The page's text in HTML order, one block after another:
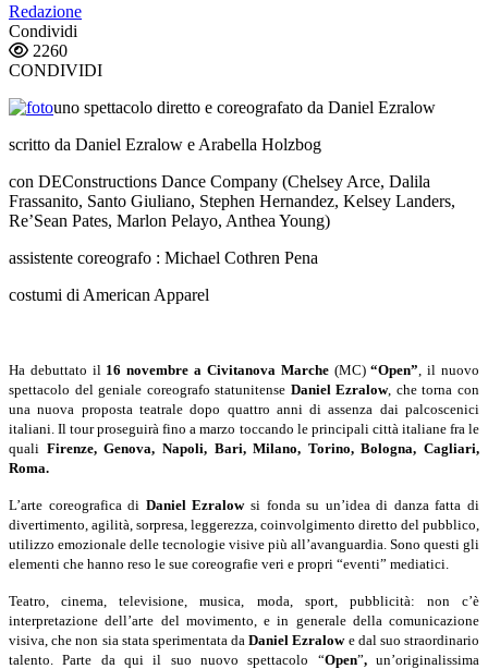
Redazione
Condividi
2260
CONDIVIDI
uno spettacolo diretto e coreografato da Daniel Ezralow
scritto da Daniel Ezralow e Arabella Holzbog
con DEConstructions Dance Company (Chelsey Arce, Dalila
Frassanito, Santo Giuliano, Stephen Hernandez, Kelsey Landers,
Re’Sean Pates, Marlon Pelayo, Anthea Young)
assistente coreografo : Michael Cothren Pena
costumi di American Apparel
Ha debuttato il 16 novembre a Civitanova Marche (MC)“Open” , il nuovo
spettacolo del geniale coreografo statunitense Daniel Ezralow, che torna con
una nuova proposta teatrale dopo quattro anni di assenza dai palcoscenici
italiani. Il tour proseguirà fino a marzo toccando le principali città italiane fra le
quali Firenze, Genova, Napoli, Bari, Milano, Torino, Bologna, Cagliari,
Roma.
L’arte coreografica di Daniel Ezralowsi fonda su un’idea di danza fatta di
divertimento, agilità, sorpresa, leggerezza, coinvolgimento diretto del pubblico,
utilizzo emozionale delle tecnologie visive più all’avanguardia. Sono questi gli
elementi che hanno reso le sue coreografie veri e propri “eventi” mediatici.
Teatro, cinema, televisione, musica, moda, sport, pubblicità: non c’è
interpretazione dell’arte del movimento, e in generale della comunicazione
visiva, che non sia stata sperimentata daDaniel Ezralowe dal suo straordinario
talento. Parte da qui il suo nuovo spettacolo “Open”,un’originalissima